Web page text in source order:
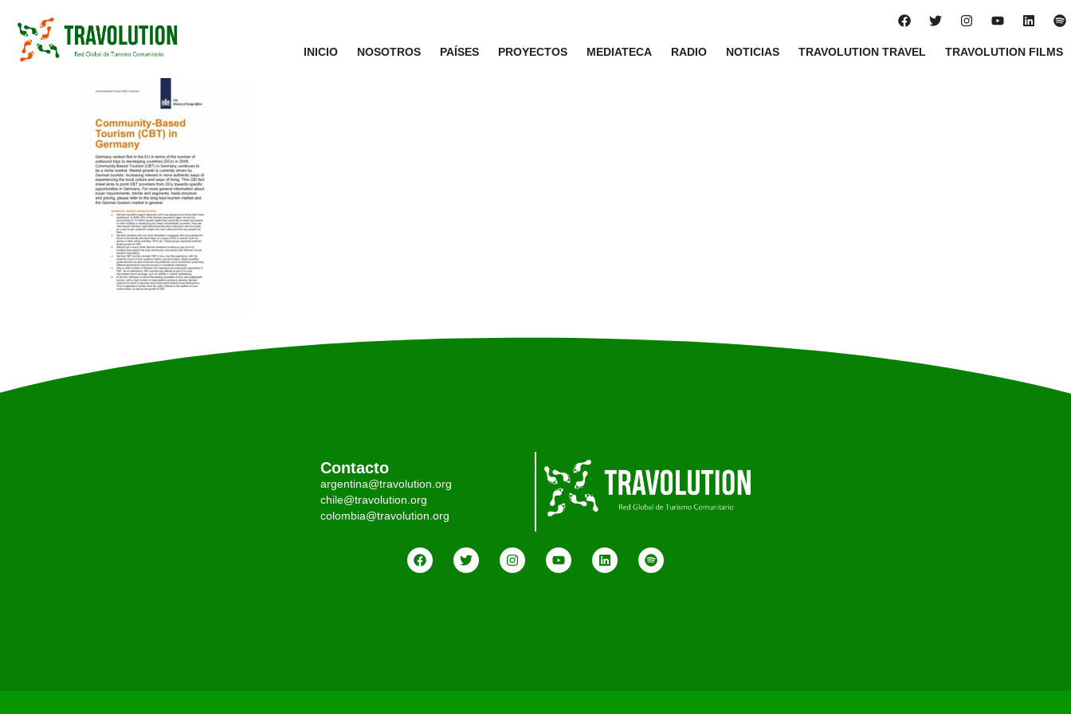
INICIO NOSOTROS PAÍSES PROYECTOS MEDIATECA RADIO NOTICIAS TRAVOLUTION TRAVEL TRAVOLUTION FILMS
Contacto
argentina@travolution.org
chile@travolution.org
colombia@travolution.org